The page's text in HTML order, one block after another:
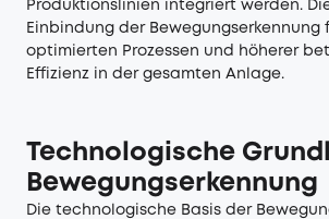
Produktionslinien integriert werden.
Einbindung der Bewegungserkennung
optimierten Prozessen und höherer
Effizienz in der gesamten Anlage.
Technologische
Bewegungserkennung
Die technologische Basis der